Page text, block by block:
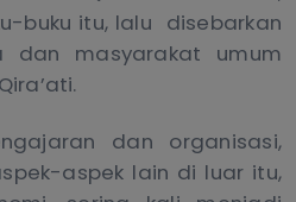
buku itu, lalu disebarkan
dan masyarakat umum
dan organisasi,
aspek lain di luar itu,